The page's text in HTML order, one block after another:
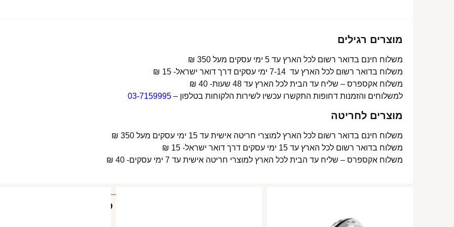
מוצרים רגילים
משלוח חינם בדואר רשום לכל הארץ עד 5 ימי עסקים מעל 350 ₪
משלוח בדואר רשום לכל הארץ עד 7-14 ימי עסקים דרך דואר ישראל- 15 ₪
משלוח אקספרס – שליח עד הבית לכל הארץ עד 48 שעות- 40 ₪
למשלוחים והזמנות דחופות התקשרו עכשיו לשירות הלקוחות בטלפון – 03-7159995
מוצרים לחריטה
משלוח חינם בדואר רשום לכל הארץ למוצרי חריטה אישית עד 15 ימי עסקים מעל 350 ₪
משלוח בדואר רשום לכל הארץ עד 15 ימי עסקים דרך דואר ישראל- 15 ₪
משלוח אקספרס – שליח עד הבית לכל הארץ למוצרי חריטה אישית עד 7 ימי עסקים- 40 ₪
מוצרים קשורים